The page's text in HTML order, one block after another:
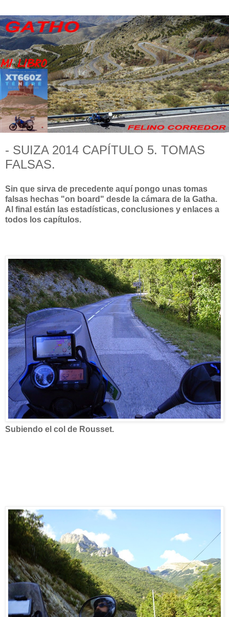
- SUIZA 2014 CAPÍTULO 5. TOMAS
FALSAS.
Sin que sirva de precedente aquí pongo unas tomas
falsas hechas "on board" desde la cámara de la Gatha.
Al final están las estadísticas, conclusiones y enlaces a
todos los capítulos.
Subiendo el col de Rousset.